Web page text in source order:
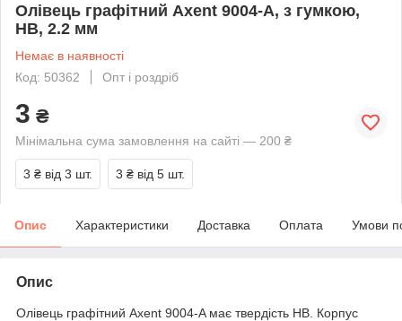
Олівець графітний Axent 9004-A, з гумкою,
НВ, 2.2 мм
Немає в наявності
Код: 50362
Опт і роздріб
3 ₴
Мінімальна сума замовлення на сайті — 200 ₴
3 ₴ від 3 шт. 3 ₴ від 5 шт.
Опис Характеристики Доставка Оплата Умови
Опис
Олівець графітний Axent 9004-A має твердість HB. Корпус